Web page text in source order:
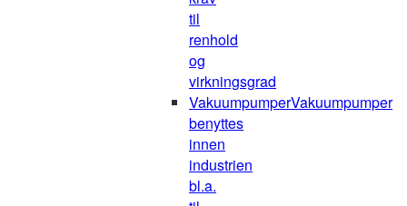
til
renhold
og
virkningsgrad
VakuumpumperVakuumpumper
benyttes
innen
industrien
bl.a.